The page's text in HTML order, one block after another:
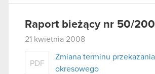
Raport bieżący nr 50/
21 kwietnia 2008
PDF
Zmiana terminu
okresowego